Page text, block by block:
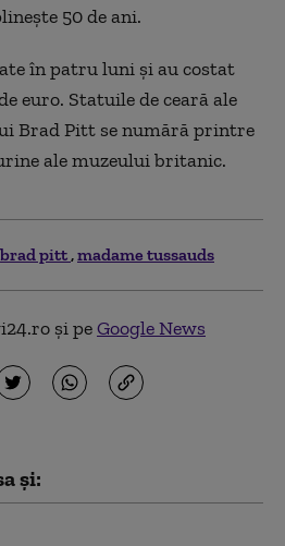
50 de ani.
în patru luni şi au costat
euro. Statuile de ceară ale
Brad Pitt se numără printre
ale muzeului britanic.
brad pitt madame tussauds
și peGoogle News
și: